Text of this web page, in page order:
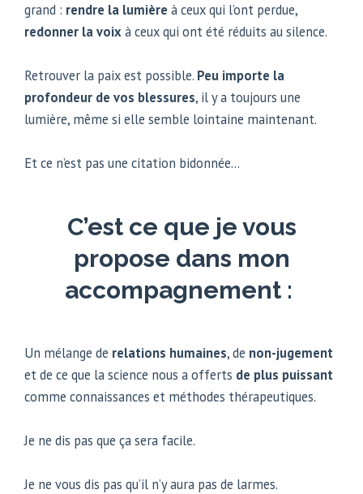
grand : rendre la lumière à ceux qui l’ont perdue,
redonner la voixà ceux qui ont été réduits au silence.
Retrouver la paix est possible. Peu importe la
profondeur de vos blessures, il y a toujours une
lumière, même si elle semble lointaine maintenant.
Et ce n’est pas une citation bidonnée…
C’est ce que je vous
propose dans mon
accompagnement :
Un mélange de relations humaines, de non-jugement
et de ce que la science nous a offerts de plus puissant
comme connaissances et méthodes thérapeutiques.
Je ne dis pas que ça sera facile.
Je ne vous dis pas qu’il n’y aura pas de larmes.